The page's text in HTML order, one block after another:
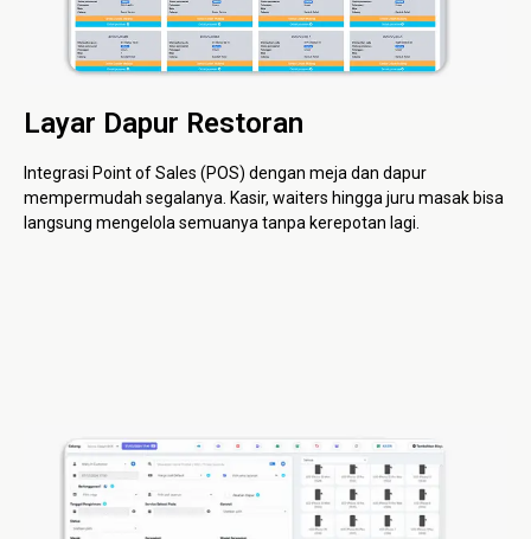
Layar Dapur Restoran
Integrasi Point of Sales (POS) dengan meja dan dapur
mempermudah segalanya. Kasir, waiters hingga juru masak bisa
langsung mengelola semuanya tanpa kerepotan lagi.